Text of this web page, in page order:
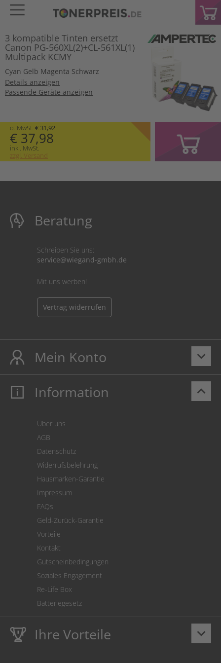
3 kompatible Tinten ersetzt
Canon PG-560XL(2)+CL-561XL(1)
Multipack KCMY
Cyan Gelb Magenta Schwarz
Details anzeigen
Passende Geräte anzeigen
o. MwSt. € 31,92
€ 37,98
inkl. MwSt.
zzgl. Versand
Beratung
Schreiben Sie uns:
service@wiegand-gmbh.de
Mit uns werben!
Vertrag widerrufen
keyboard_arrow_down
Mein Konto
Mein Konto
Cookie Einstellungen
keyboard_arrow_up
Information
Über uns
AGB
Datenschutz
Widerrufsbelehrung
Hausmarken-Garantie
Impressum
FAQs
Geld-Zurück-Garantie
Vorteile
Kontakt
Gutscheinbedingungen
Soziales Engagement
Re-Life Box
Batteriegesetz
keyboard_arrow_down
Ihre Vorteile